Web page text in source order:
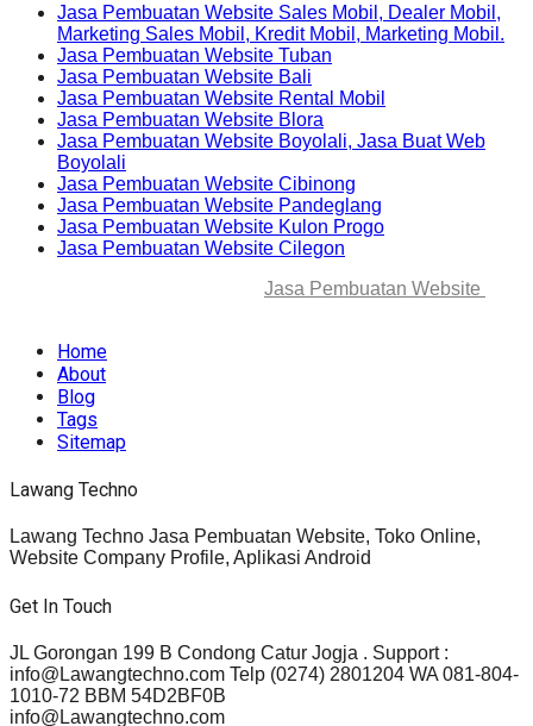
Jasa Pembuatan Website Sales Mobil, Dealer Mobil,
Marketing Sales Mobil, Kredit Mobil, Marketing Mobil.
Jasa Pembuatan Website Tuban
Jasa Pembuatan Website Bali
Jasa Pembuatan Website Rental Mobil
Jasa Pembuatan Website Blora
Jasa Pembuatan Website Boyolali, Jasa Buat Web
Boyolali
Jasa Pembuatan Website Cibinong
Jasa Pembuatan Website Pandeglang
Jasa Pembuatan Website Kulon Progo
Jasa Pembuatan Website Cilegon
Jasa Pembuatan Website
Home
About
Blog
Tags
Sitemap
Lawang Techno
Lawang Techno Jasa Pembuatan Website, Toko Online,
Website Company Profile, Aplikasi Android
Get In Touch
JL Gorongan 199 B Condong Catur Jogja . Support :
info@Lawangtechno.com Telp (0274) 2801204 WA 081-804-
1010-72 BBM 54D2BF0B
info@Lawangtechno.com